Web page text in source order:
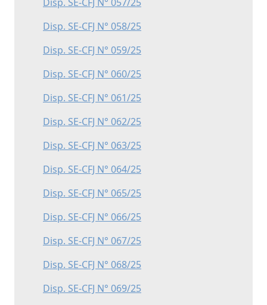
Disp. SE-CFJ N° 058/25
Disp. SE-CFJ N° 059/25
Disp. SE-CFJ N° 060/25
Disp. SE-CFJ N° 061/25
Disp. SE-CFJ N° 062/25
Disp. SE-CFJ N° 063/25
Disp. SE-CFJ N° 064/25
Disp. SE-CFJ N° 065/25
Disp. SE-CFJ N° 066/25
Disp. SE-CFJ N° 067/25
Disp. SE-CFJ N° 068/25
Disp. SE-CFJ N° 069/25